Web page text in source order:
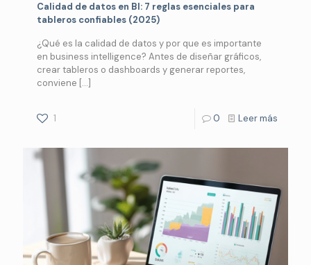
Calidad de datos en BI: 7 reglas esenciales para
tableros confiables (2025)
¿Qué es la calidad de datos y por que es importante
en business intelligence? Antes de diseñar gráficos,
crear tableros o dashboards y generar reportes,
conviene […]
1 0 Leer más